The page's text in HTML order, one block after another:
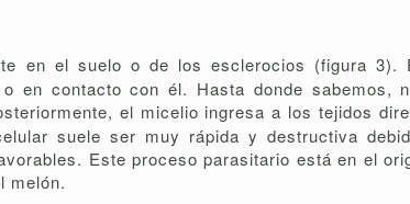
en el suelo o de los esclerocios (figura 3).
en contacto con él. Hasta donde sabemos,
el micelio ingresa a los tejidos
suele ser muy rápida y destructiva
Este proceso parasitario está en el
melón.